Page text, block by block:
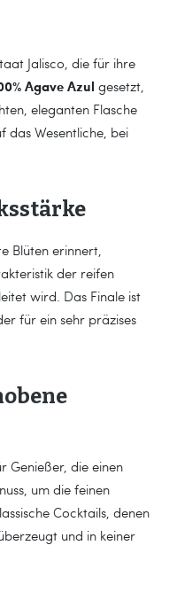
Jalisco, die für ihre
Agave Azul gesetzt,
eleganten Flasche
das Wesentliche, bei
Blüten erinnert,
der reifen
wird. Das Finale ist
für ein sehr präzises
Genießer, die einen
um die feinen
Cocktails, denen
und in keiner